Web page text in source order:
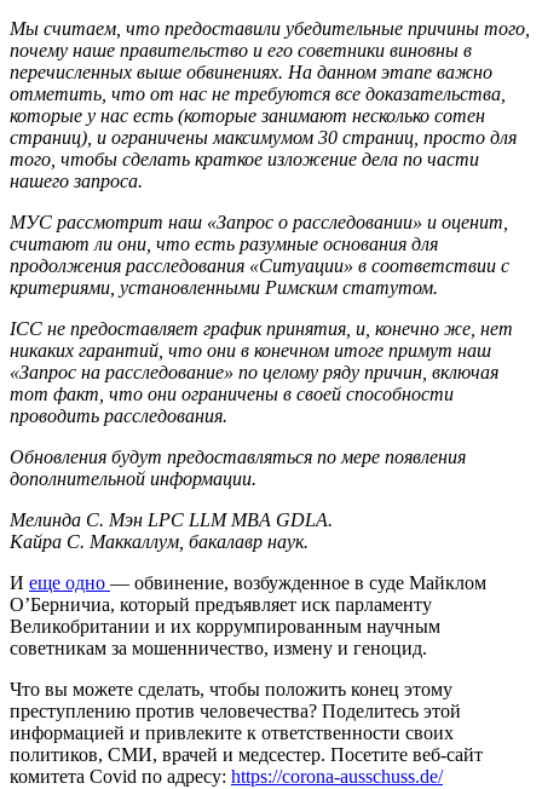
Мы считаем, что предоставили убедительные причины того,
почему наше правительство и его советники виновны в
перечисленных выше обвинениях. На данном этапе важно
отметить, что от нас не требуются все доказательства,
которые у нас есть (которые занимают несколько сотен
страниц), и ограничены максимумом 30 страниц, просто для
того, чтобы сделать краткое изложение дела по части
нашего запроса.
МУС рассмотрит наш «Запрос о расследовании» и оценит,
считают ли они, что есть разумные основания для
продолжения расследования «Ситуации» в соответствии с
критериями, установленными Римским статутом.
ICC не предоставляет график принятия, и, конечно же, нет
никаких гарантий, что они в конечном итоге примут наш
«Запрос на расследование» по целому ряду причин, включая
тот факт, что они ограничены в своей способности
проводить расследования.
Обновления будут предоставляться по мере появления
дополнительной информации.
Мелинда С. Мэн LPC LLM MBA GDLA.
Кайра С. Маккаллум, бакалавр наук.
И еще одно — обвинение, возбужденное в суде Майклом
О’Берничиа, который предъявляет иск парламенту
Великобритании и их коррумпированным научным
советникам за мошенничество, измену и геноцид.
Что вы можете сделать, чтобы положить конец этому
преступлению против человечества? Поделитесь этой
информацией и привлеките к ответственности своих
политиков, СМИ, врачей и медсестер. Посетите веб-сайт
комитета Covid по адресу: https://corona-ausschuss.de/